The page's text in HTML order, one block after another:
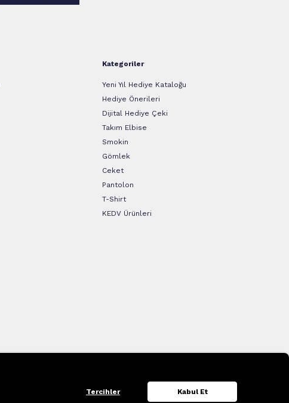
Kategoriler
Yeni Yıl Hediye Kataloğu
Hediye Önerileri
Dijital Hediye Çeki
Takım Elbise
Smokin
Gömlek
Ceket
Pantolon
T-Shirt
KEDV Ürünleri
Tercihler Kabul Et